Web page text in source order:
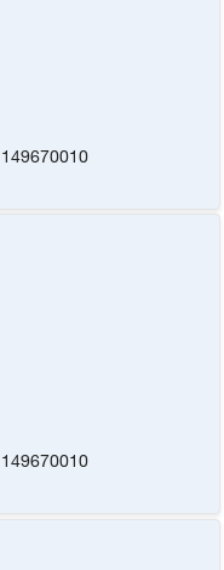
149670010
149670010